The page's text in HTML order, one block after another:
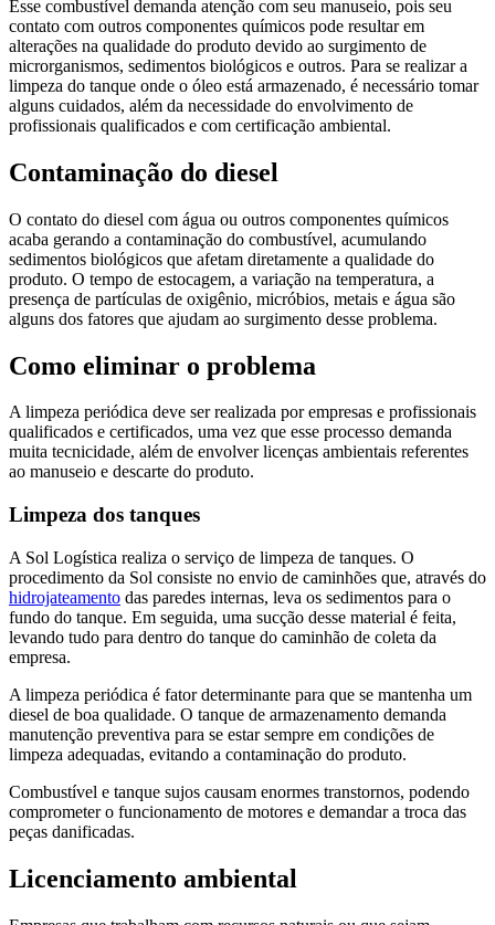
Esse combustível demanda atenção com seu manuseio, pois seu
contato com outros componentes químicos pode resultar em
alterações na qualidade do produto devido ao surgimento de
microrganismos, sedimentos biológicos e outros. Para se realizar a
limpeza do tanque onde o óleo está armazenado, é necessário tomar
alguns cuidados, além da necessidade do envolvimento de
profissionais qualificados e com certificação ambiental.
Contaminação do diesel
O contato do diesel com água ou outros componentes químicos
acaba gerando a contaminação do combustível, acumulando
sedimentos biológicos que afetam diretamente a qualidade do
produto. O tempo de estocagem, a variação na temperatura, a
presença de partículas de oxigênio, micróbios, metais e água são
alguns dos fatores que ajudam ao surgimento desse problema.
Como eliminar o problema
A limpeza periódica deve ser realizada por empresas e profissionais
qualificados e certificados, uma vez que esse processo demanda
muita tecnicidade, além de envolver licenças ambientais referentes
ao manuseio e descarte do produto.
Limpeza dos tanques
A Sol Logística realiza o serviço de limpeza de tanques. O
procedimento da Sol consiste no envio de caminhões que, através do
hidrojateamento das paredes internas, leva os sedimentos para o
fundo do tanque. Em seguida, uma sucção desse material é feita,
levando tudo para dentro do tanque do caminhão de coleta da
empresa.
A limpeza periódica é fator determinante para que se mantenha um
diesel de boa qualidade. O tanque de armazenamento demanda
manutenção preventiva para se estar sempre em condições de
limpeza adequadas, evitando a contaminação do produto.
Combustível e tanque sujos causam enormes transtornos, podendo
comprometer o funcionamento de motores e demandar a troca das
peças danificadas.
Licenciamento ambiental